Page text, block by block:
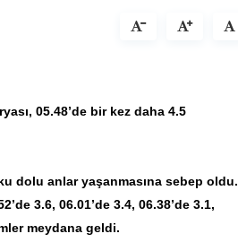
05.48’de bir kez daha 4.5
dolu anlar yaşanmasına sebep oldu.
3.6, 06.01’de 3.4, 06.38’de 3.1,
meydana geldi.